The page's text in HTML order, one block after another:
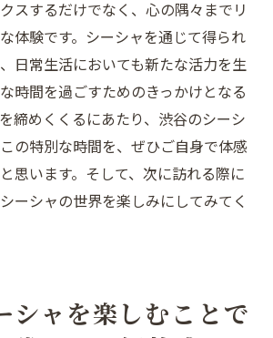
スするだけでなく、心の隅々までリ
体験です。シーシャを通じて得られ
日常生活においても新たな活力を生
時間を過ごすためのきっかけとなる
締めくくるにあたり、渋谷のシーシ
の特別な時間を、ぜひご自身で体感
思います。そして、次に訪れる際に
ーシャの世界を楽しみにしてみてく
シャを楽しむことで